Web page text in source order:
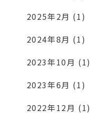
2025年2月 (1)
2024年8月 (1)
2023年10月 (1)
2023年6月 (1)
2022年12月 (1)